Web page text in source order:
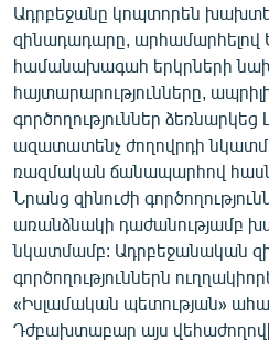
«Ազատության» բոլոր
Ադրբեջանը կոպտորեն
զինադադարը, արհամարհելով
համանախագահ երկրների
հայտարարությունները,
գործողություններ
ազատատենչ ժողովրդի
ռազմական ճանապարհով
Նրանց զինուժի
առանձնակի դաժանությամբ
նկատմամբ: Ադրբեջանական
գործողություններն
«Իսլամական պետության»
Դժբախտաբար այս